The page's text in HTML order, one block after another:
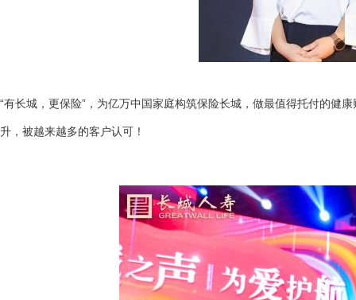
“有长城，更保险”，为亿万中国家庭构筑保险长城，做最值得托付的健
升，被越来越多的客户认可！